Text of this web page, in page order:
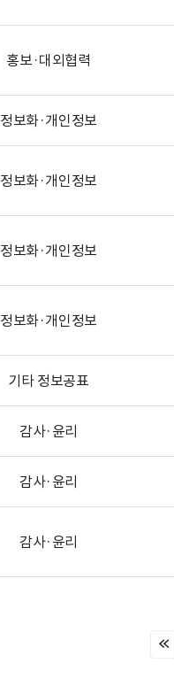
홍보·대외협력
정보화·개인정보
정보화·개인정보
정보화·개인정보
정보화·개인정보
기타 정보공표
감사·윤리
감사·윤리
감사·윤리
처